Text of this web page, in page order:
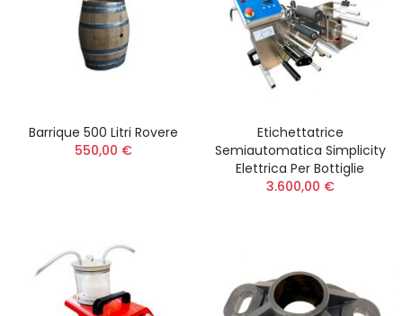
Barrique 500 Litri Rovere
550,00 €
Etichettatrice
Semiautomatica Simplicity
Elettrica Per Bottiglie
3.600,00 €